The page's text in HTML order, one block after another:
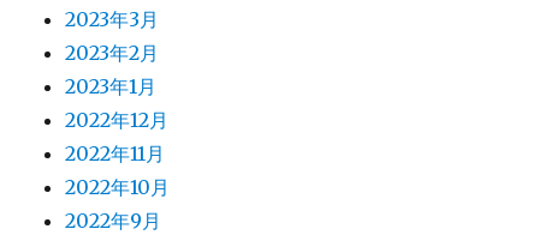
2023年3月
2023年2月
2023年1月
2022年12月
2022年11月
2022年10月
2022年9月